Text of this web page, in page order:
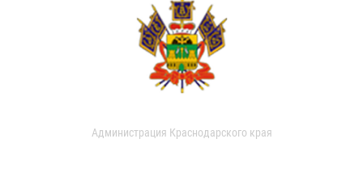
Администрация Краснодарского края